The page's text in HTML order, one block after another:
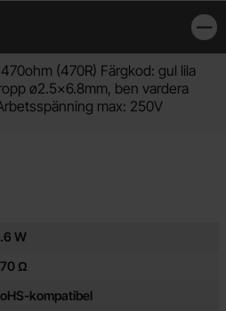
(470R) Färgkod: gul lila
ø2.5x6.8mm, ben vardera
max: 250V
W
Ω
kompatibel